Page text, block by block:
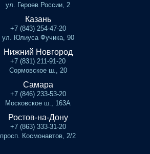
ул. Героев России, 2
Казань
+7 (843) 254-47-20
ул. Юлиуса Фучика, 90
Нижний Новгород
+7 (831) 211-91-20
Сормовское ш., 20
Самара
+7 (846) 233-53-20
Московское ш., 163А
Ростов-на-Дону
+7 (863) 333-31-20
просп. Космонавтов, 2/2